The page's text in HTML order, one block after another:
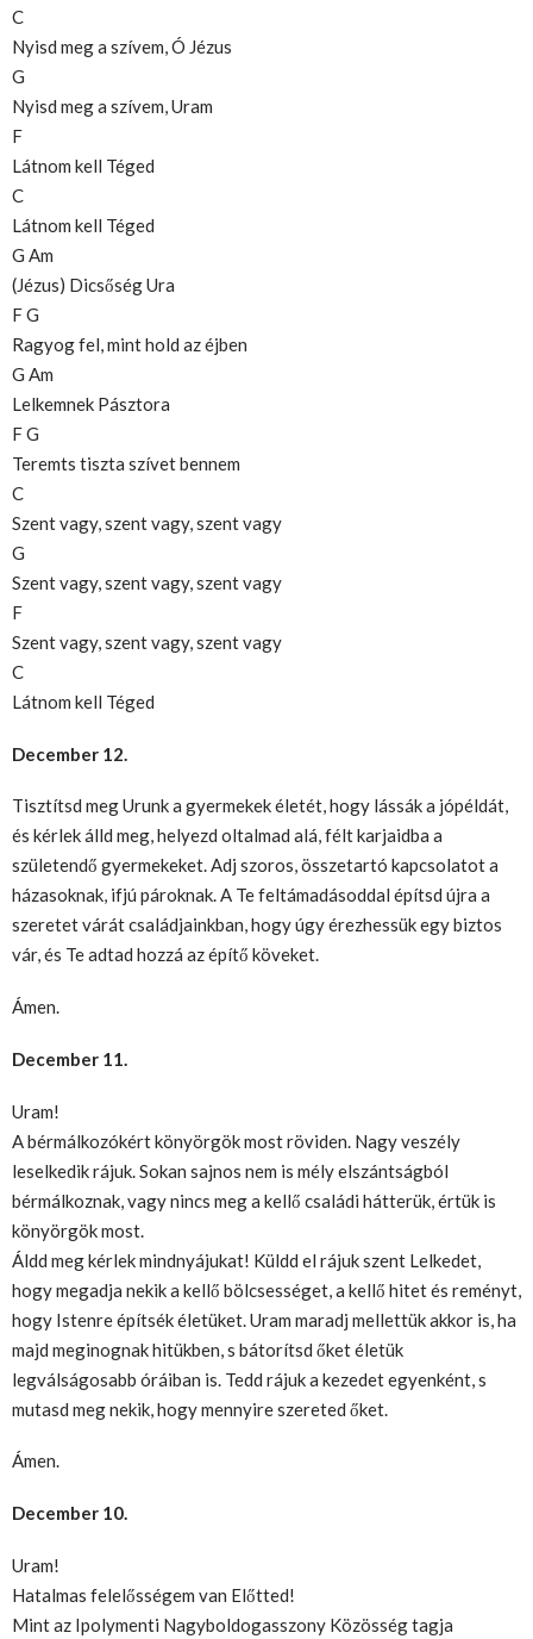
C
Nyisd meg a szívem, Ó Jézus
G
Nyisd meg a szívem, Uram
F
Látnom kell Téged
C
Látnom kell Téged
G Am
(Jézus) Dicsőség Ura
F G
Ragyog fel, mint hold az éjben
G Am
Lelkemnek Pásztora
F G
Teremts tiszta szívet bennem
C
Szent vagy, szent vagy, szent vagy
G
Szent vagy, szent vagy, szent vagy
F
Szent vagy, szent vagy, szent vagy
C
Látnom kell Téged
December 12.
Tisztítsd meg Urunk a gyermekek életét, hogy lássák a jópéldát,
és kérlek álld meg, helyezd oltalmad alá, félt karjaidba a
születendő gyermekeket. Adj szoros, összetartó kapcsolatot a
házasoknak, ifjú pároknak. A Te feltámadásoddal építsd újra a
szeretet várát családjainkban, hogy úgy érezhessük egy biztos
vár, és Te adtad hozzá az építő köveket.
Ámen.
December 11.
Uram!
A bérmálkozókért könyörgök most röviden. Nagy veszély
leselkedik rájuk. Sokan sajnos nem is mély elszántságból
bérmálkoznak, vagy nincs meg a kellő családi hátterük, értük is
könyörgök most.
Áldd meg kérlek mindnyájukat! Küldd el rájuk szent Lelkedet,
hogy megadja nekik a kellő bölcsességet, a kellő hitet és reményt,
hogy Istenre építsék életüket. Uram maradj mellettük akkor is, ha
majd meginognak hitükben, s bátorítsd őket életük
legválságosabb óráiban is. Tedd rájuk a kezedet egyenként, s
mutasd meg nekik, hogy mennyire szereted őket.
Ámen.
December 10.
Uram!
Hatalmas felelősségem van Előtted!
Mint az Ipolymenti Nagyboldogasszony Közösség tagja